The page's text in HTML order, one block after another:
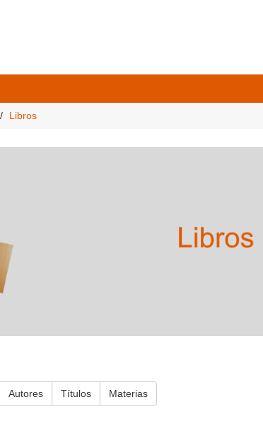
Libros
Autores Títulos Materias